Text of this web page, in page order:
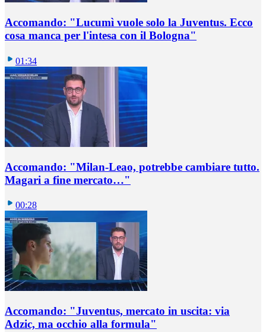
Accomando: "Lucumì vuole solo la Juventus. Ecco
cosa manca per l'intesa con il Bologna"
01:34
Accomando: "Milan-Leao, potrebbe cambiare tutto.
Magari a fine mercato…"
00:28
Accomando: "Juventus, mercato in uscita: via
Adzic, ma occhio alla formula"